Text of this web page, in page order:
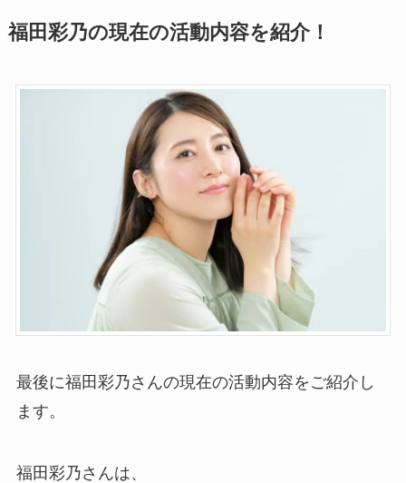
福田彩乃の現在の活動内容を紹介！
最後に福田彩乃さんの現在の活動内容をご紹介し
ます。
福田彩乃さんは、